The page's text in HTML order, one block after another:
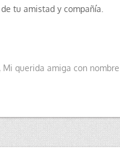
tu amistad y compañía.
, Mi querida amiga con